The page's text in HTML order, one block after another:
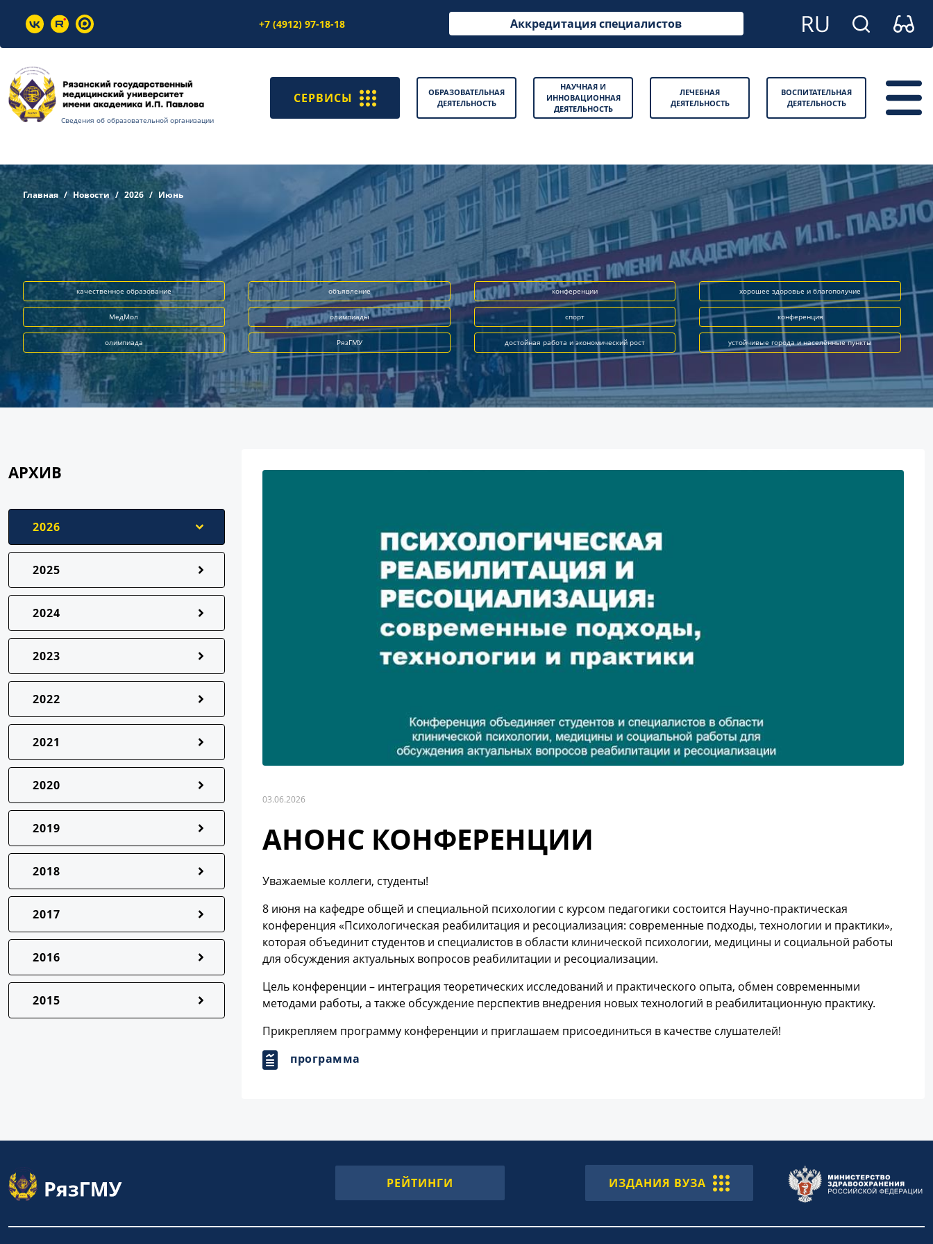
+7 (4912) 97-18-18 Аккредитация специалистов
Сведения об образовательной организации
СЕРВИСЫ
ОБРАЗОВАТЕЛЬНАЯ
ДЕЯТЕЛЬНОСТЬ
НАУЧНАЯ И
ИННОВАЦИОННАЯ
ДЕЯТЕЛЬНОСТЬ
ЛЕЧЕБНАЯ
ДЕЯТЕЛЬНОСТЬ
ВОСПИТАТЕЛЬНАЯ
ДЕЯТЕЛЬНОСТЬ
Главная Новости 2026 Июнь
качественное образование объявление конференции хорошее здоровье и благополучие
МедМол олимпиады спорт конференция
олимпиада РязГМУ достойная работа и экономический рост устойчивые города и населённые пункты
АРХИВ
2026
2025
2024
2023
2022
2021
2020
2019
2018
2017
2016
2015
03.06.2026
АНОНС КОНФЕРЕНЦИИ
Уважаемые коллеги, студенты!
8 июня на кафедре общей и специальной психологии с курсом педагогики состоится Научно-практическая
конференция «Психологическая реабилитация и ресоциализация: современные подходы, технологии и практики»,
которая объединит студентов и специалистов в области клинической психологии, медицины и социальной работы
для обсуждения актуальных вопросов реабилитации и ресоциализации.
Цель конференции – интеграция теоретических исследований и практического опыта, обмен современными
методами работы, а также обсуждение перспектив внедрения новых технологий в реабилитационную практику.
Прикрепляем программу конференции и приглашаем присоединиться в качестве слушателей!
программа
РЕЙТИНГИ ИЗДАНИЯ ВУЗА